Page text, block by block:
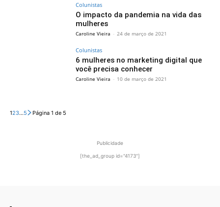
Colunistas
O impacto da pandemia na vida das
mulheres
Caroline Vieira - 24 de março de 2021
Colunistas
6 mulheres no marketing digital que
você precisa conhecer
Caroline Vieira - 10 de março de 2021
123...5 Página 1 de 5
Publicidade
[the_ad_group id="4173"]